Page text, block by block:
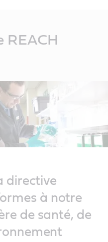
REACH
directive
à notre
de santé, de